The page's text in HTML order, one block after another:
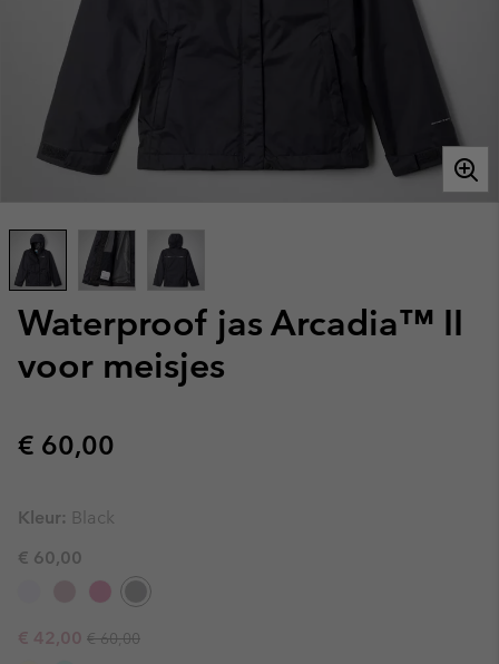
Waterproof jas Arcadia™ II
voor meisjes
Regular price:
€ 60,00
Kleur: Black
€ 60,00
Sale price:
€ 42,00 Regular price:
€ 60,00